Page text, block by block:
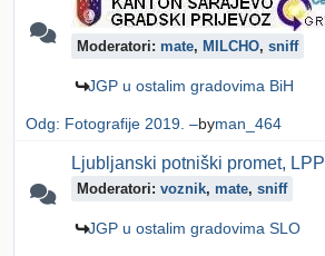
Moderatori: mate, MILCHO, sniff
JGP u ostalim gradovima BiH
Odg: Fotografije 2019. –byman_464
Ljubljanski potniški promet, LPP
Moderatori: voznik, mate, sniff
JGP u ostalim gradovima SLO